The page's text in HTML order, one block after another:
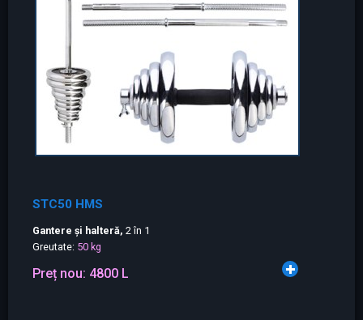
STC50 HMS
Gantere și halteră, 2 în 1
Greutate: 50 kg
Preț nou: 4800 L